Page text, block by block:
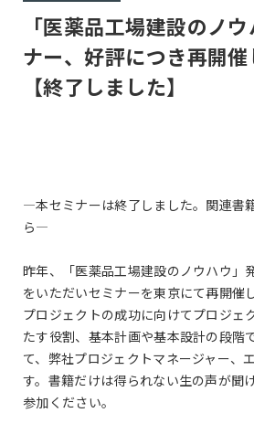
「医薬品工場建設のノ
ナー、好評につき再開催
【終了しました】
—本セミナーは終了しました。関連書
ら—
昨年、「医薬品工場建設のノウハウ」
をいただいセミナーを東京にて再開催し
プロジェクトの成功に向けてプロジェ
たす役割、基本計画や基本設計の段階
て、弊社プロジェクトマネージャー、
す。書籍だけは得られない生の声が聞
参加ください。